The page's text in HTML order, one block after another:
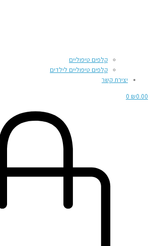
קלפים טיפוליים
קלפים טיפוליים לילדים
יצירת קשר
₪0.00
0